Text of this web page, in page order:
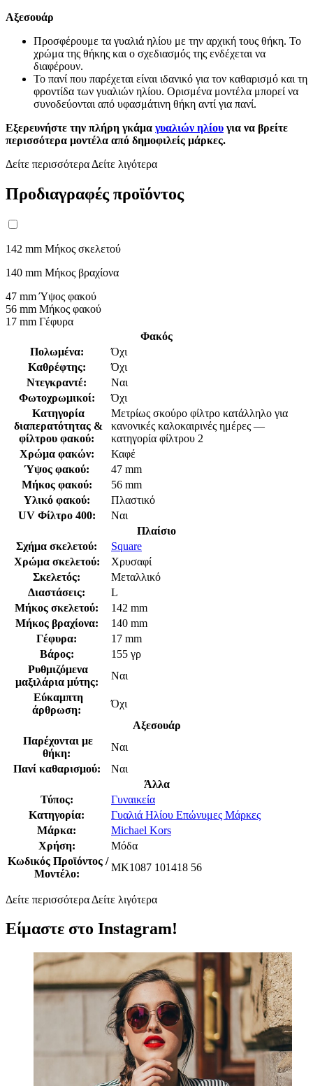
Αξεσουάρ
Προσφέρουμε τα γυαλιά ηλίου με την αρχική τους θήκη. Το
χρώμα της θήκης και ο σχεδιασμός της ενδέχεται να
διαφέρουν.
Το πανί που παρέχεται είναι ιδανικό για τον καθαρισμό και τη
φροντίδα των γυαλιών ηλίου. Ορισμένα μοντέλα μπορεί να
συνοδεύονται από υφασμάτινη θήκη αντί για πανί.
Εξερευνήστε την πλήρη γκάμα γυαλιών ηλίου για να βρείτε
περισσότερα μοντέλα από δημοφιλείς μάρκες.
Δείτε περισσότερα Δείτε λιγότερα
Προδιαγραφές προϊόντος
142 mm Μήκος σκελετού
140 mm Μήκος βραχίονα
47 mmΎψος φακού
56 mm Μήκος φακού
17 mm Γέφυρα
Φακός
Πολωμένα:
Όχι
Καθρέφτης:
Όχι
Ντεγκραντέ:
Ναι
Φωτοχρωμικοί:
Όχι
Κατηγορία
διαπερατότητας &
φίλτρου φακού:
Μετρίως σκούρο φίλτρο κατάλληλο για
κανονικές καλοκαιρινές ημέρες —
κατηγορία φίλτρου 2
Χρώμα φακών:
Καφέ
Ύψος φακού:
47 mm
Μήκος φακού:
56 mm
Υλικό φακού:
Πλαστικό
UV Φίλτρο 400:
Ναι
Πλαίσιο
Σχήμα σκελετού:
Square
Χρώμα σκελετού:
Χρυσαφί
Σκελετός:
Μεταλλικό
Διαστάσεις:
L
Μήκος σκελετού:
142 mm
Μήκος βραχίονα:
140 mm
Γέφυρα:
17 mm
Βάρος:
155 γρ
Ρυθμιζόμενα
μαξιλάρια μύτης:
Ναι
Εύκαμπτη
άρθρωση:
Όχι
Αξεσουάρ
Παρέχονται με
θήκη:
Ναι
Πανί καθαρισμού:
Ναι
Άλλα
Τύπος:
Γυναικεία
Κατηγορία:
Γυαλιά Ηλίου Επώνυμες Μάρκες
Μάρκα:
Michael Kors
Χρήση:
Μόδα
Κωδικός Προϊόντος /
Μοντέλο:
MK1087 101418 56
Δείτε περισσότερα Δείτε λιγότερα
Είμαστε στο Instagram!